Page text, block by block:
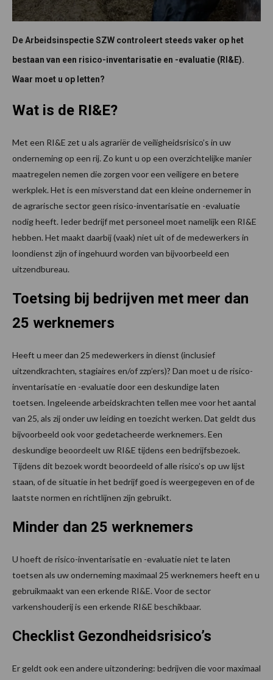
De Arbeidsinspectie SZW controleert steeds vaker op het
bestaan van een risico-inventarisatie en -evaluatie (RI&E).
Waar moet u op letten?
Wat is de RI&E?
Met een RI&E zet u als agrariër de veiligheidsrisico’s in uw
onderneming op een rij. Zo kunt u op een overzichtelijke manier
maatregelen nemen die zorgen voor een veiligere en betere
werkplek. Het is een misverstand dat een kleine ondernemer in
de agrarische sector geen risico-inventarisatie en -evaluatie
nodig heeft. Ieder bedrijf met personeel moet namelijk een RI&E
hebben. Het maakt daarbij (vaak) niet uit of de medewerkers in
loondienst zijn of ingehuurd worden van bijvoorbeeld een
uitzendbureau.
Toetsing bij bedrijven met meer dan
25 werknemers
Heeft u meer dan 25 medewerkers in dienst (inclusief
uitzendkrachten, stagiaires en/of zzp’ers)? Dan moet u de risico-
inventarisatie en -evaluatie door een deskundige laten
toetsen. Ingeleende arbeidskrachten tellen mee voor het aantal
van 25, als zij onder uw leiding en toezicht werken. Dat geldt dus
bijvoorbeeld ook voor gedetacheerde werknemers. Een
deskundige beoordeelt uw RI&E tijdens een bedrijfsbezoek.
Tijdens dit bezoek wordt beoordeeld of alle risico’s op uw lijst
staan, of de situatie in het bedrijf goed is weergegeven en of de
laatste normen en richtlijnen zijn gebruikt.
Minder dan 25 werknemers
U hoeft de risico-inventarisatie en -evaluatie niet te laten
toetsen als uw onderneming maximaal 25 werknemers heeft en u
gebruikmaakt van een erkende RI&E. Voor de sector
varkenshouderij is een erkende RI&E beschikbaar.
Checklist Gezondheidsrisico’s
Er geldt ook een andere uitzondering: bedrijven die voor maximaal